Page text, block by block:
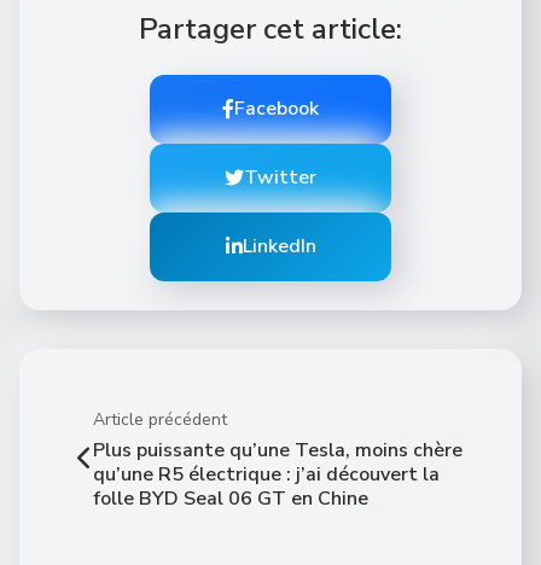
Partager cet article:
Facebook
Twitter
LinkedIn
Article précédent
Plus puissante qu’une Tesla, moins chère
qu’une R5 électrique : j’ai découvert la
folle BYD Seal 06 GT en Chine